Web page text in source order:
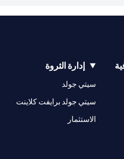
opens in a
opens in a new
opens in
إدارة الثروة
سيتي جولد in a new tab
سيتي جولد برايفت كلاينت
الاستثمار